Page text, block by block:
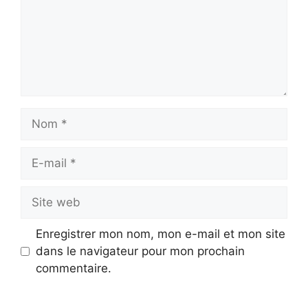
Nom
Site
web
Enregistrer mon nom, mon e-mail et mon site
dans le navigateur pour mon prochain
commentaire.